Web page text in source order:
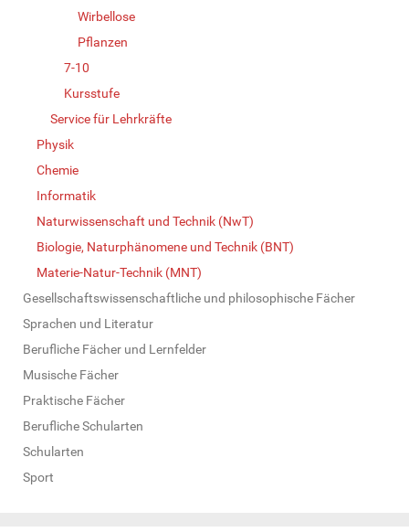
Wirbellose
Pflanzen
7-10
Kursstufe
Service für Lehrkräfte
Physik
Chemie
Informatik
Naturwissenschaft und Technik (NwT)
Biologie, Naturphänomene und Technik (BNT)
Materie-Natur-Technik (MNT)
Gesellschaftswissenschaftliche und philosophische Fächer
Sprachen und Literatur
Berufliche Fächer und Lernfelder
Musische Fächer
Praktische Fächer
Berufliche Schularten
Schularten
Sport